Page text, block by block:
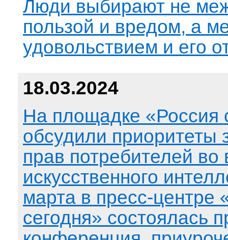
Люди выбирают не
пользой и вредом, а
удовольствием и его
18.03.2024
На площадке «Россия
обсудили приоритеты
прав потребителей во
искусственного
марта в пресс-центре
сегодня» состоялась